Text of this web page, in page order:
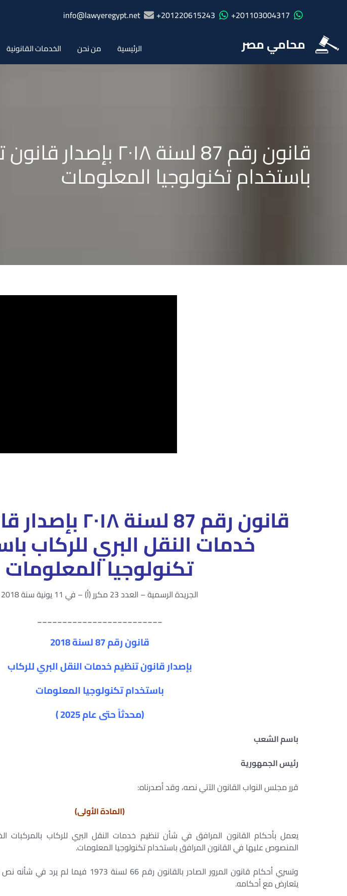
201103004317+
201220615243+
info@lawyeregypt.net
محامي مصر الرئيسية من نحن الخدمات القانونية
قانون رقم 87 لسنة
باستخدام تكنولوجيا المعلومات
قانون رقم 87
خدمات النقل البري للركاب
تكنولوجيا المعلومات
الجريدة الرسمية – العدد 23 مكرر (أ) – في 11 يونية سنة 2018
_________________________
قانون رقم 87 لسنة 2018
بإصدار قانون تنظيم خدمات النقل البري للركاب
باستخدام تكنولوجيا المعلومات
(محدثاً حتى عام2025
)
باسم الشعب
رئيس الجمهورية
قرر مجلس النواب القانون الآتي نصه، وقد أصدرناه:
(المادة الأولى)
يعمل بأحكام القانون المرافق في شأن تنظيم خدمات النقل البري للركاب بالمركبات
المنصوص عليها في القانون المرافق باستخدام تكنولوجيا المعلومات.
وتسري أحكام قانون المرور الصادر بالقانون رقم
يتعارض مع أحكامه.